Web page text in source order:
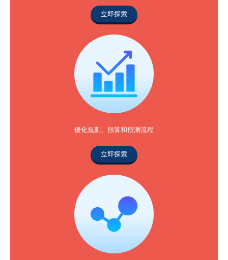
立即探索
優化規劃、預算和預測流程
立即探索